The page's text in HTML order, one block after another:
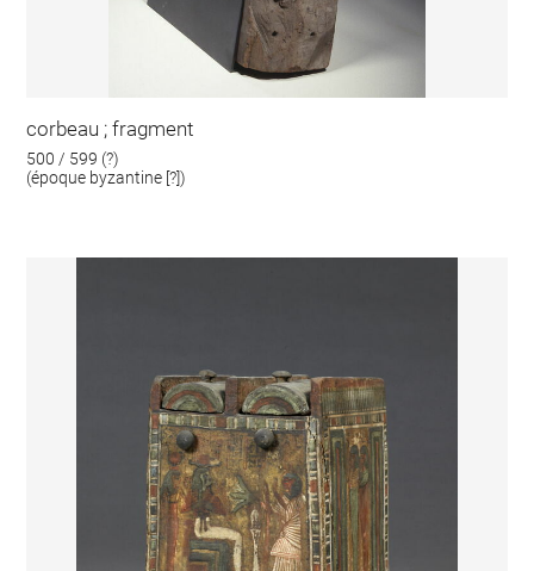
corbeau ; fragment
500 / 599 (?)
(époque byzantine [?])